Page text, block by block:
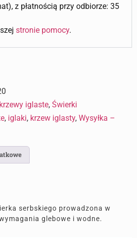
z płatnością przy odbiorze: 35
stronie pomocy.
iglaste, Świerki
, iglaki, krzew iglasty, Wysyłka –
serbskiego prowadzona w
glebowe i wodne.